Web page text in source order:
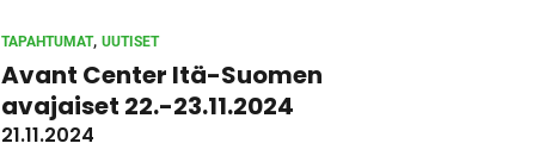
TAPAHTUMAT, UUTISET
Avant Center Itä-Suomen
avajaiset 22.-23.11.2024
21.11.2024